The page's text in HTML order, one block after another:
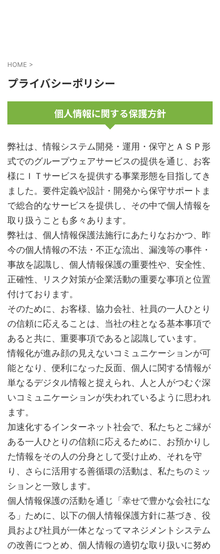
HOME >
プライバシーポリシー
個人情報に関する保護方針
弊社は、情報システム開発・運用・保守とＡＳＰ形
式でのグループウェアサービスの提供を通じ、お客
様にＩＴサービスを提供する事業形態を目指してき
ました。要件定義や設計・開発から保守サポートま
で総合的なサービスを提供し、その中で個人情報を
取り扱うことも多々あります。
弊社は、個人情報保護法施行にあたりなおかつ、昨
今の個人情報の不法・不正な流出、漏洩等の事件・
事故を認識し、個人情報保護の重要性や、安全性、
正確性、リスク対策が企業活動の重要な事項と位置
付けております。
そのために、お客様、協力会社、社員の一人ひとり
の信頼に応えることは、当社の柱となる基本事項で
あると共に、重要事項であると認識しています。
情報化が進み顔の見えないコミュニケーションが可
能となり、便利になった反面、個人に関する情報が
単なるデジタル情報と捉えられ、人と人がつむぐ深
いコミュニケーションが失われているように思われ
ます。
加速化するインターネット社会で、私たちとご縁が
ある一人ひとりの信頼に応えるために、お預かりし
た情報をその人の分身として受け止め、それを守
り、さらに活用する善循環の活動は、私たちのミッ
ションと一致します。
個人情報保護の活動を通じ「幸せで豊かな会社にな
る」ために、以下の個人情報保護方針に基づき、役
員および社員が一体となってマネジメントシステム
の改善につとめ、個人情報の適切な取り扱いに努め